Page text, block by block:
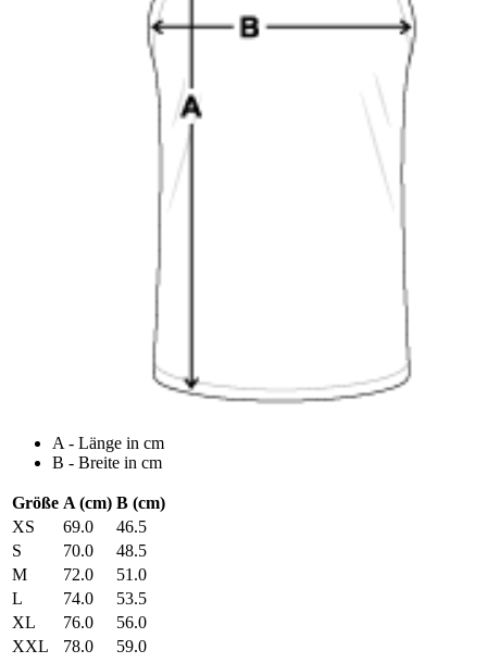
A - Länge in cm
B - Breite in cm
Größe A (cm) B (cm)
XS
69.0
46.5
S
70.0
48.5
M
72.0
51.0
L
74.0
53.5
XL
76.0
56.0
XXL
78.0
59.0